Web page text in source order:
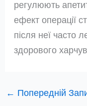
регулюють
ефект операції
після неї часто
здорового
← Попередній